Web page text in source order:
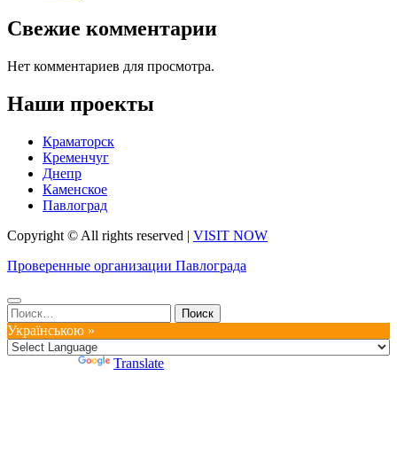
Свежие комментарии
Нет комментариев для просмотра.
Наши проекты
Краматорск
Кременчуг
Днепр
Каменское
Павлоград
Copyright © All rights reserved | VISIT NOW
Проверенные организации Павлограда
Найти:
Українською »
Translate